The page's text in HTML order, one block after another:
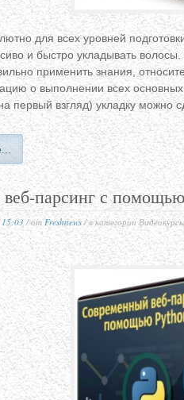
для всех уровней
и быстро укладывать
применить знания,
о выполнении всех основных
первый взгляд) укладку можно
парсинг с
/ отFreshnews/ в категории